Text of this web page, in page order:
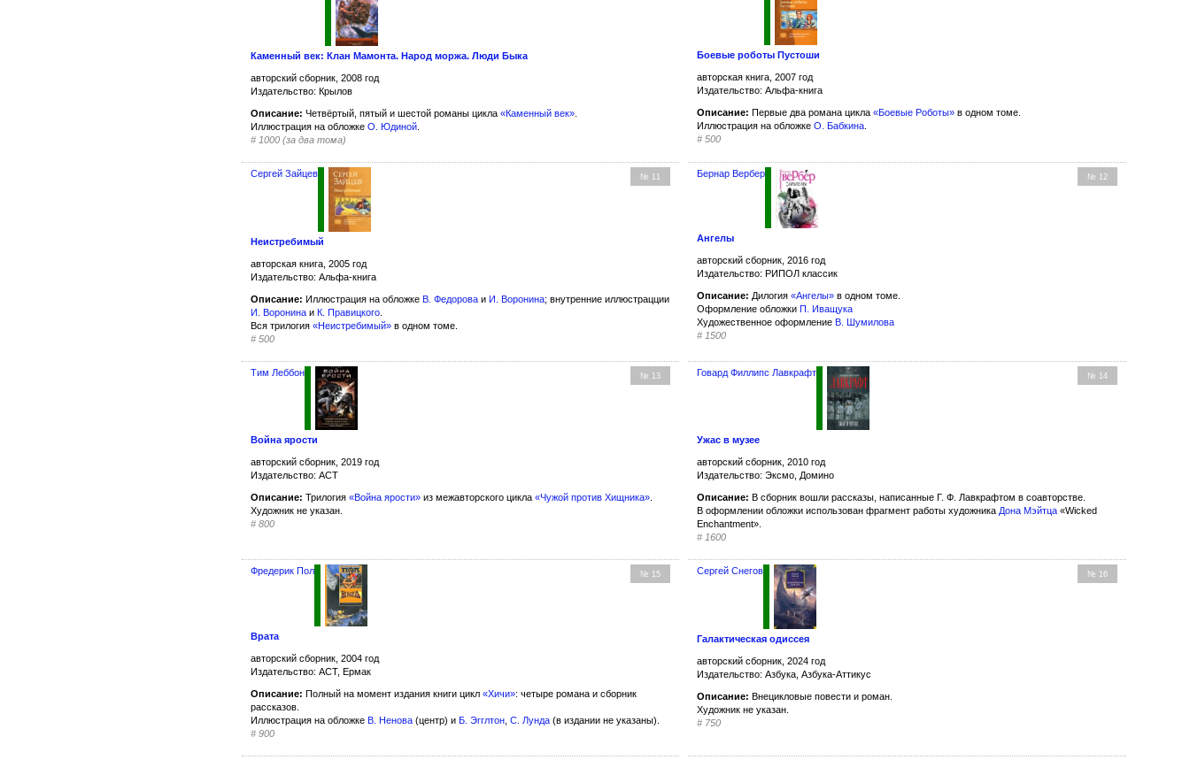
Каменный век: Клан Мамонта. Народ моржа. Люди Быка
авторский сборник, 2008 год
Издательство: Крылов
Описание: Четвёртый, пятый и шестой романы цикла «Каменный век»
Иллюстрация на обложке О. Юдиной
# 1000 (за два тома)
Боевые роботы Пустоши
авторская книга, 2007 год
Издательство: Альфа-книга
Описание: Первые два романа цикла«Боевые Роботы» в одном томе.
Иллюстрация на обложкеО. Бабкина
#500
№ 11
Сергей Зайцев
Неистребимый
авторская книга, 2005 год
Издательство: Альфа-книга
Описание: Иллюстрация на обложке В. Федорова и И. Воронина; внутренние иллюстрацции
И. Воронина и К. Правицкого
Вся трилогия «Неистребимый» в одном томе.
# 500
№ 12
Бернар Вербер
Ангелы
авторский сборник, 2016 год
Издательство: РИПОЛ классик
Описание: Дилогия«Ангелы» в одном томе.
Оформление обложки П. Иващука
Художественное оформление В. Шумилова
# 1500
№ 13
Тим Леббон
Война ярости
авторский сборник, 2019 год
Издательство: АСТ
Описание: Трилогия «Война ярости» из межавторского цикла «Чужой против Хищника»
Художник не указан.
# 800
№ 14
Говард Филлипс Лавкрафт
Ужас в музее
авторский сборник, 2010 год
Издательство: Эксмо, Домино
Описание: В сборник вошли рассказы, написанные Г. Ф. Лавкрафтом в соавторстве.
В оформлении обложки использован фрагмент работы художника Дона Мэйтца «Wicked
Enchantment».
# 1600
№ 15
Фредерик Пол
Врата
авторский сборник, 2004 год
Издательство: АСТ, Ермак
Описание: Полный на момент издания книги цикл «Хичи»: четыре романа и сборник
рассказов.
Иллюстрация на обложке В. Ненова (центр) и Б. Эгглтон С. Лунда (в издании не указаны).
# 900
№ 16
Сергей Снегов
Галактическая одиссея
авторский сборник, 2024 год
Издательство: Азбука, Азбука-Аттикус
Описание: Внецикловые повести и роман.
Художник не указан.
# 750